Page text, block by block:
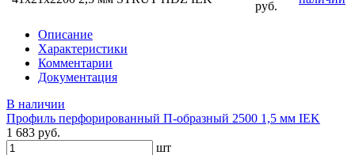
руб.
Описание
Характеристики
Комментарии
Документация
В наличии
Профиль перфорированный П-образный 2500 1,5 мм IEK
1 683 руб.
шт